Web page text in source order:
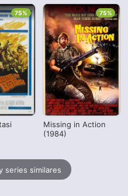
75%
Missing in Action
(1984)
75%
series similares